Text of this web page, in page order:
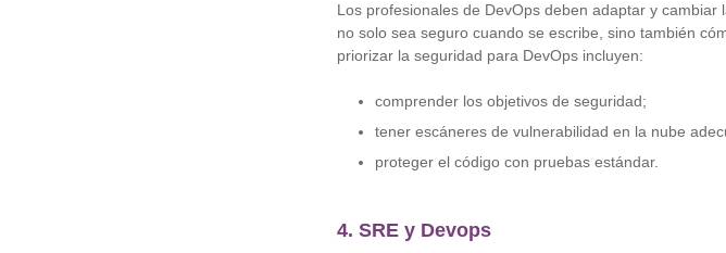
Los profesionales de DevOps deben adaptar y
no solo sea seguro cuando se escribe, sino también
priorizar la seguridad para DevOps incluyen:
comprender los objetivos de seguridad;
tener escáneres de vulnerabilidad en la nube
proteger el código con pruebas estándar.
4. SRE y Devops